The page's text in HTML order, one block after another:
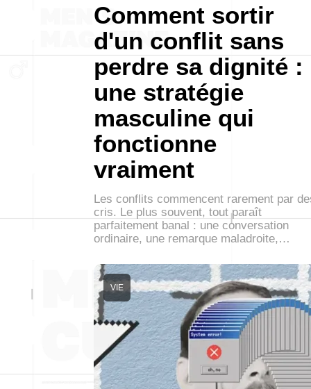
Comment sortir
d'un conflit sans
perdre sa dignité :
une stratégie
masculine qui
fonctionne
vraiment
Les conflits commencent rarement par
cris. Le plus souvent, tout paraît
parfaitement banal : une conversation
ordinaire, une remarque maladroite,…
VIE